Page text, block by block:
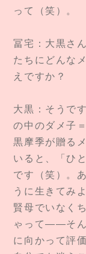
って（笑）。
冨宅：大黒さ
たちにどんな
えですか？
大黒：そうで
の中のダメ子
黒摩季が贈る
いると、「ひ
です（笑）。
うに生きてみ
賢母でいなく
ゃって——そん
に向かって評